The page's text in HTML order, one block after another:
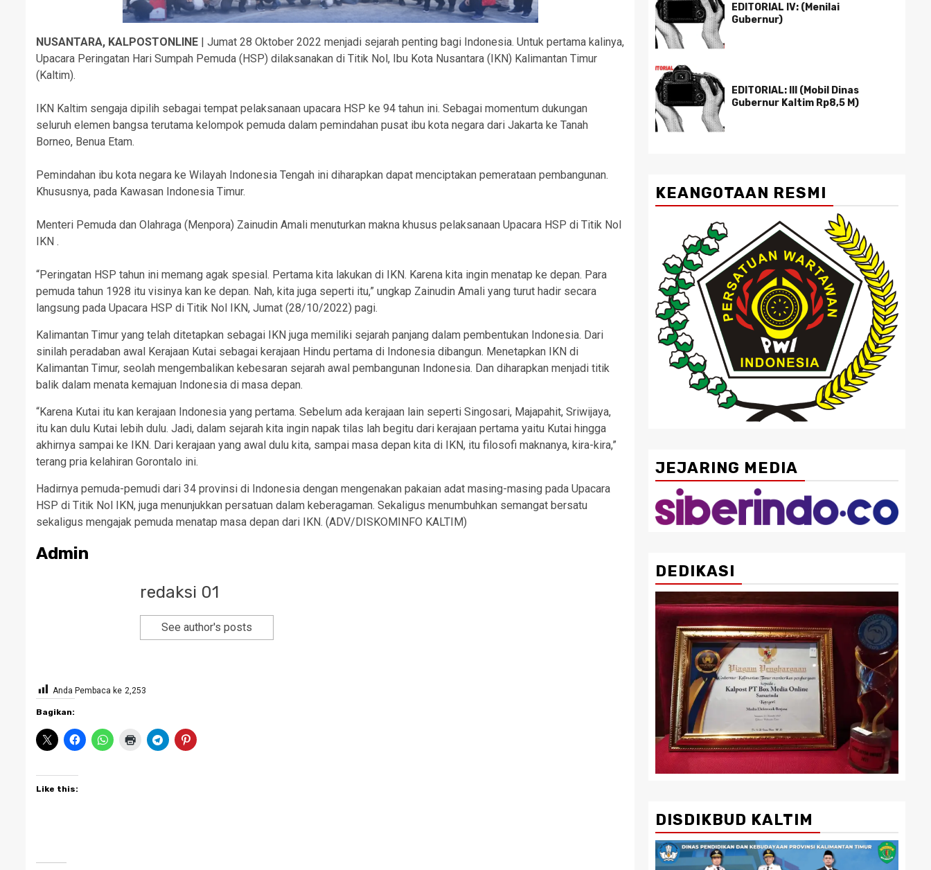
NUSANTARA, KALPOSTONLINE | Jumat 28 Oktober 2022 menjadi sejarah penting bagi Indonesia. Untuk pertama kalinya,
Upacara Peringatan Hari Sumpah Pemuda (HSP) dilaksanakan di Titik Nol, Ibu Kota Nusantara (IKN) Kalimantan Timur
(Kaltim).
IKN Kaltim sengaja dipilih sebagai tempat pelaksanaan upacara HSP ke 94 tahun ini. Sebagai momentum dukungan
seluruh elemen bangsa terutama kelompok pemuda dalam pemindahan pusat ibu kota negara dari Jakarta ke Tanah
Borneo, Benua Etam.
Pemindahan ibu kota negara ke Wilayah Indonesia Tengah ini diharapkan dapat menciptakan pemerataan pembangunan.
Khususnya, pada Kawasan Indonesia Timur.
Menteri Pemuda dan Olahraga (Menpora) Zainudin Amali menuturkan makna khusus pelaksanaan Upacara HSP di Titik Nol
IKN .
“Peringatan HSP tahun ini memang agak spesial. Pertama kita lakukan di IKN. Karena kita ingin menatap ke depan. Para
pemuda tahun 1928 itu visinya kan ke depan. Nah, kita juga seperti itu,” ungkap Zainudin Amali yang turut hadir secara
langsung pada Upacara HSP di Titik Nol IKN, Jumat (28/10/2022) pagi.
Kalimantan Timur yang telah ditetapkan sebagai IKN juga memiliki sejarah panjang dalam pembentukan Indonesia. Dari
sinilah peradaban awal Kerajaan Kutai sebagai kerajaan Hindu pertama di Indonesia dibangun. Menetapkan IKN di
Kalimantan Timur, seolah mengembalikan kebesaran sejarah awal pembangunan Indonesia. Dan diharapkan menjadi titik
balik dalam menata kemajuan Indonesia di masa depan.
“Karena Kutai itu kan kerajaan Indonesia yang pertama. Sebelum ada kerajaan lain seperti Singosari, Majapahit, Sriwijaya,
itu kan dulu Kutai lebih dulu. Jadi, dalam sejarah kita ingin napak tilas lah begitu dari kerajaan pertama yaitu Kutai hingga
akhirnya sampai ke IKN. Dari kerajaan yang awal dulu kita, sampai masa depan kita di IKN, itu filosofi maknanya, kira-kira,”
terang pria kelahiran Gorontalo ini.
Hadirnya pemuda-pemudi dari 34 provinsi di Indonesia dengan mengenakan pakaian adat masing-masing pada Upacara
HSP di Titik Nol IKN, juga menunjukkan persatuan dalam keberagaman. Sekaligus menumbuhkan semangat bersatu
sekaligus mengajak pemuda menatap masa depan dari IKN. (ADV/DISKOMINFO KALTIM)
Admin
redaksi 01
See author's posts
Anda Pembaca ke 2,253
Bagikan:
Like this:
EDITORIAL IV: (Menilai
Gubernur)
EDITORIAL: III (Mobil Dinas
Gubernur Kaltim Rp8,5 M)
KEANGOTAAN RESMI
JEJARING MEDIA
DEDIKASI
DISDIKBUD KALTIM